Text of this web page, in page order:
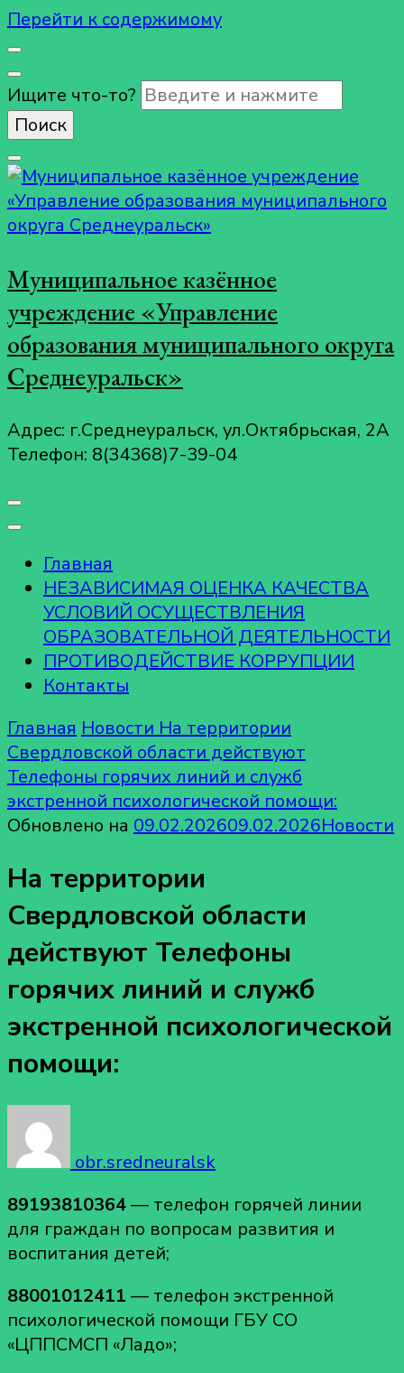
Перейти к содержимому
Ищите что-то?
Муниципальное казённое
учреждение «Управление
образования муниципального округа
Среднеуральск»
Адрес: г.Среднеуральск, ул.Октябрьская, 2А
Телефон: 8(34368)7-39-04
Главная
НЕЗАВИСИМАЯ ОЦЕНКА КАЧЕСТВА
УСЛОВИЙ ОСУЩЕСТВЛЕНИЯ
ОБРАЗОВАТЕЛЬНОЙ ДЕЯТЕЛЬНОСТИ
ПРОТИВОДЕЙСТВИЕ КОРРУПЦИИ
Контакты
Главная Новости На территории
Свердловской области действуют
Телефоны горячих линий и служб
экстренной психологической помощи:
Обновлено на 09.02.202609.02.2026Новости
На территории
Свердловской области
действуют Телефоны
горячих линий и служб
экстренной психологической
помощи:
obr.sredneuralsk
89193810364— телефон горячей линии
для граждан по вопросам развития и
воспитания детей;
88001012411 — телефон экстренной
психологической помощи ГБУ СО
«ЦППСМСП «Ладо»;